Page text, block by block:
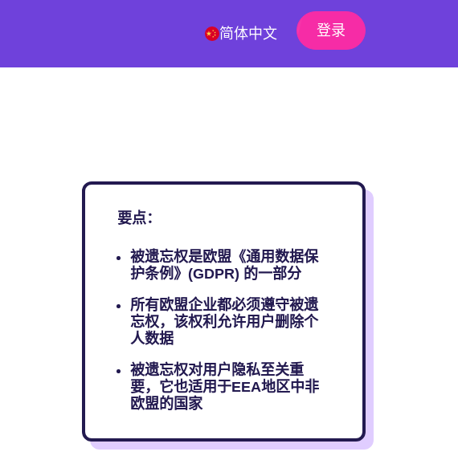
简体中文 登录
要点：
被遗忘权是欧盟《通用数据保
护条例》(GDPR) 的一部分
所有欧盟企业都必须遵守被遗
忘权，该权利允许用户删除个
人数据
被遗忘权对用户隐私至关重
要，它也适用于EEA地区中非
欧盟的国家